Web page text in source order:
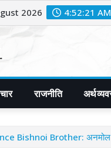
2026 4:52:22 AM
राजनीति
Bishnoi Brother: अनमोल